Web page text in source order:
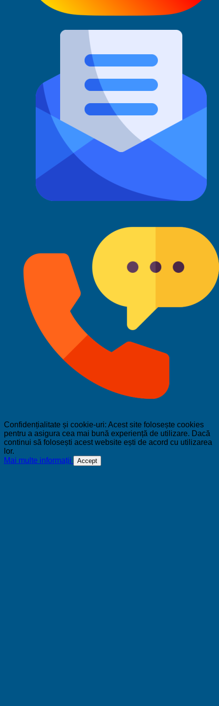
Confidențialitate și cookie-uri: Acest site folosește cookies
pentru a asigura cea mai bună experiență de utilizare. Dacă
continui să folosești acest website ești de acord cu utilizarea
lor.
Mai multe informații
Accept